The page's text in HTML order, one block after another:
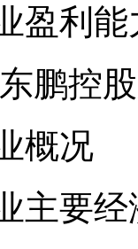
能力
控股
况
经济